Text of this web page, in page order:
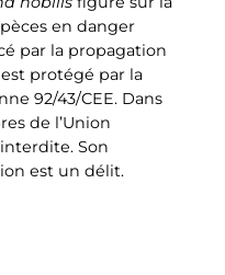
en danger
par la propagation
protégé par la
92/43/CEE. Dans
de l’Union
Son
est un délit.